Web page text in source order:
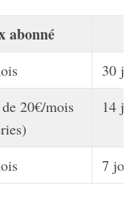
abonné
30
20€/mois
14
7